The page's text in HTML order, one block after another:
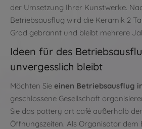
der Umsetzung Ihrer Kunstwerke.
Betriebsausflug wird die Keramik 2
Grad gebrannt und bleibt mehrere
Ideen für des
unvergesslich bleibt
Möchten Sie einen Betriebsausflug
geschlossene Gesellschaft
Sie das pottery art café außerhalb
Öffnungszeiten. Als Organisator dem